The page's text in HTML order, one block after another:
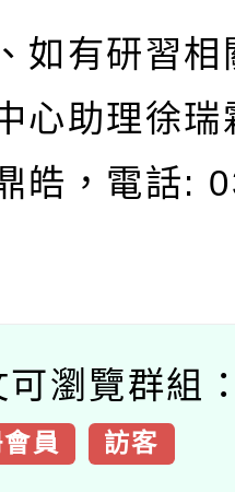
如有研習
心助理徐
皓，電話:
可瀏覽群組：
員 訪客